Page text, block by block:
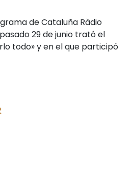
de Cataluña Ràdio
pasado 29 de junio trató el
todo» y en el que participó